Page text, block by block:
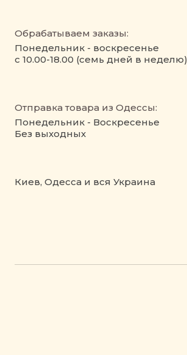
Обрабатываем заказы:
Понедельник - воскресенье
с 10.00-18.00 (семь дней в неделю)
Отправка товара из Одессы:
Понедельник - Воскресенье
Без выходных
Киев, Одесса и вся Украина